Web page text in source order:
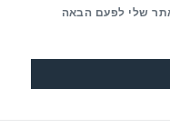
שלי לפעם הבאה